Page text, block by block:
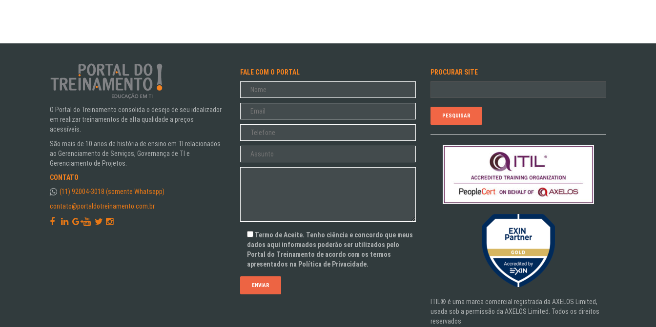
O Portal do Treinamento consolida o desejo de seu idealizador
em realizar treinamentos de alta qualidade a preços
acessíveis.
São mais de 10 anos de história de ensino em TI relacionados
ao Gerenciamento de Serviços, Governança de TI e
Gerenciamento de Projetos.
CONTATO
(11) 92004-3018 (somente Whatsapp)
contato@portaldotreinamento.com.br
FALE COM O PORTAL
Termo de Aceite. Tenho ciência e concordo que meus
dados aqui informados poderão ser utilizados pelo
Portal do Treinamento de acordo com os termos
apresentados na Política de Privacidade.
PROCURAR SITE
ITIL® é uma marca comercial registrada da AXELOS Limited,
usada sob a permissão da AXELOS Limited. Todos os direitos
reservados